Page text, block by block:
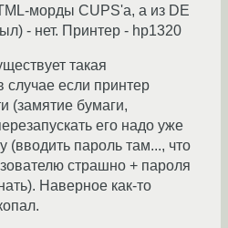
морды CUPS'а, а из DE
- нет. Принтер - hp1320
такая
случае если принтер
(замятие бумаги,
его надо уже
(вводить пароль там..., что
страшно + пароля
Наверное как-то